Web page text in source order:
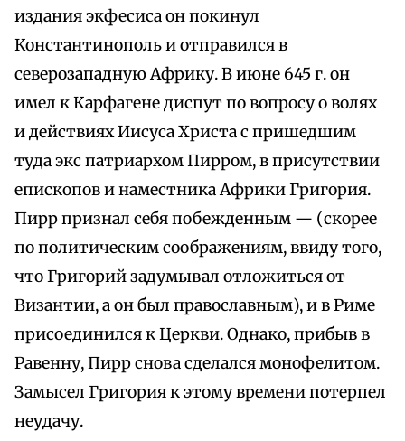
издания экфесиса он покинул
Константинополь и отправился в
северозападную Африку. В июне 645 г. он
имел к Карфагене диспут по вопросу о волях
и действиях Иисуса Христа с пришедшим
туда экс патриархом Пирром, в присутствии
епископов и наместника Африки Григория.
Пирр признал себя побежденным — (скорее
по политическим соображениям, ввиду того,
что Григорий задумывал отложиться от
Византии, а он был православным), и в Риме
присоединился к Церкви. Однако, прибыв в
Равенну, Пирр снова сделался монофелитом.
Замысел Григория к этому времени потерпел
неудачу.